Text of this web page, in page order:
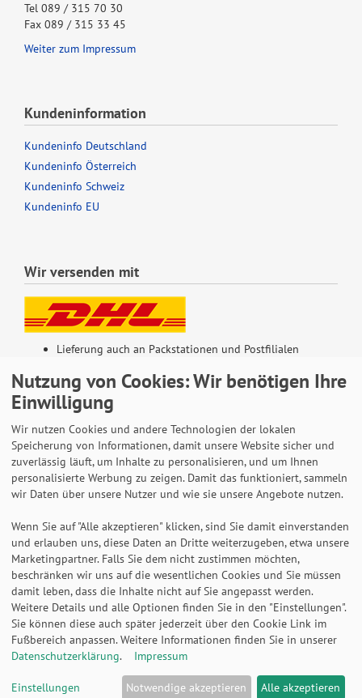
Tel 089 / 315 70 30
Fax 089 / 315 33 45
Weiter zum Impressum
Kundeninformation
Kundeninfo Deutschland
Kundeninfo Österreich
Kundeninfo Schweiz
Kundeninfo EU
Wir versenden mit
Lieferung auch an Packstationen und Postfilialen
Bequeme Zahlung über Paypal
14 Tage Widerrufsrecht
2 Jahre Gewährleistung
Alle Texte, Grafiken, Bilder und das Layout sind
urheberrechtlich geschützt und dürfen nicht ohne
ausdrückliche, schriftliche Erlaubnis weiterverwendet werden.
© 2026 bits&paper GmbH - HAN Fachshop - HAN 18190-13 -
Papierkorb GRIP, 18 Liter, mit 2 Griffmulden, extra stabil, rund,
schwarz
Nutzung von Cookies: Wir benötigen Ihre
Einwilligung
Wir nutzen Cookies und andere Technologien der lokalen
Speicherung von Informationen, damit unsere Website sicher und
zuverlässig läuft, um Inhalte zu personalisieren, und um Ihnen
personalisierte Werbung zu zeigen. Damit das funktioniert, sammeln
wir Daten über unsere Nutzer und wie sie unsere Angebote nutzen.
Wenn Sie auf "Alle akzeptieren" klicken, sind Sie damit einverstanden
und erlauben uns, diese Daten an Dritte weiterzugeben, etwa unsere
Marketingpartner. Falls Sie dem nicht zustimmen möchten,
beschränken wir uns auf die wesentlichen Cookies und Sie müssen
damit leben, dass die Inhalte nicht auf Sie angepasst werden.
Weitere Details und alle Optionen finden Sie in den "Einstellungen".
Sie können diese auch später jederzeit über den Cookie Link im
Fußbereich anpassen. Weitere Informationen finden Sie in unserer
Datenschutzerklärung. Impressum
Einstellungen Notwendige akzeptieren Alle akzeptieren